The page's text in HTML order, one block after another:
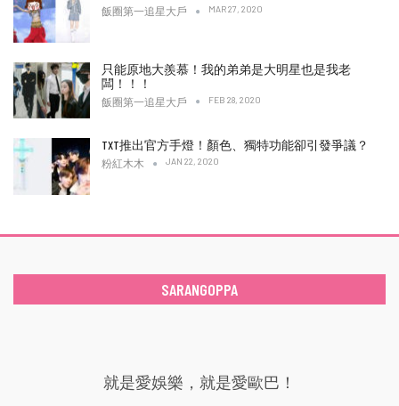
飯圈第一追星大戶 MAR 27, 2020
只能原地大羨慕！我的弟弟是大明星也是我老
闆！！！
飯圈第一追星大戶 FEB 28, 2020
TXT推出官方手燈！顏色、獨特功能卻引發爭議？
粉紅木木 JAN 22, 2020
SARANGOPPA
就是愛娛樂，就是愛歐巴！